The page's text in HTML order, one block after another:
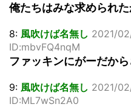
俺たちはみな求められ
8: 風吹けば名無し 2021/
ID:mbvFQ4nqM
ファッキンにがーだから
9: 風吹けば名無し 2021/
ID:ML7wSn2A0